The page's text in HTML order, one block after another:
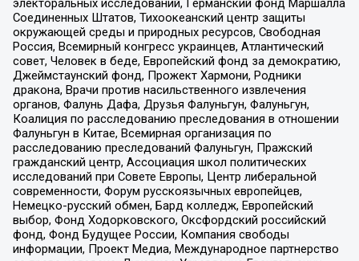
электоральных исследований, Германский фонд Маршалла
Соединенных Штатов, Тихоокеанский центр защиты
окружающей среды и природных ресурсов, Свободная
Россия, Всемирный конгресс украинцев, Атлантический
совет, Человек в беде, Европейский фонд за демократию,
Джеймстаунский фонд, Прожект Хармони, Родники
дракона, Врачи против насильственного извлечения
органов, Фалунь Дафа, Друзья Фалуньгун, Фалуньгун,
Коалиция по расследованию преследования в отношении
Фалуньгун в Китае, Всемирная организация по
расследованию преследований Фалуньгун, Пражский
гражданский центр, Ассоциация школ политических
исследований при Совете Европы, Центр либеральной
современности, Форум русскоязычных европейцев,
Немецко-русский обмен, Бард колледж, Европейский
выбор, Фонд Ходорковского, Оксфордский российский
фонд, Фонд Будущее России, Компания свободы
информации, Проект Медиа, Международное партнерство